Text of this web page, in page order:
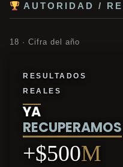
AUTORIDAD /
18 · Cifra del año
RESULTADOS
REALES
YA
RECUPERAMOS
+$500M